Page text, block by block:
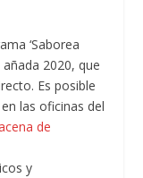
‘Saborea
2020, que
Es posible
las oficinas del
de
y